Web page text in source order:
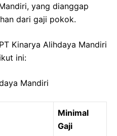
yang dianggap
dari gaji pokok.
Kinarya Alihdaya Mandiri
ini:
Mandiri
Minimal
Gaji